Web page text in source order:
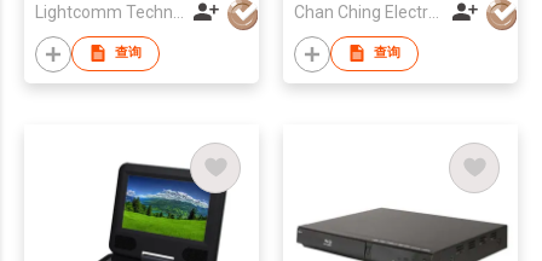
查询
Chan Ching Electronic Technology Co
查询